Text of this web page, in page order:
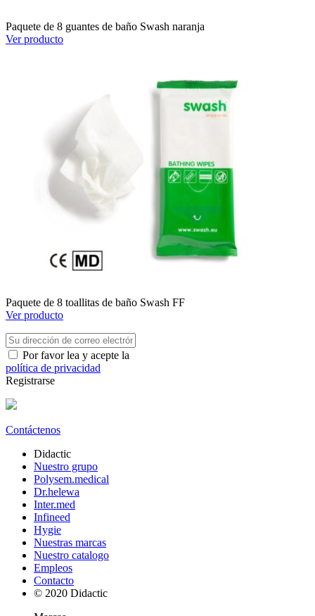
Paquete de 8 guantes de baño Swash naranja
Ver producto
Paquete de 8 toallitas de baño Swash FF
Ver producto
Por favor lea y acepte la
política de privacidad
Registrarse
Contáctenos
Didactic
Nuestro grupo
Polysem.medical
Dr.helewa
Inter.med
Infineed
Hygie
Nuestras marcas
Nuestro catalogo
Empleos
Contacto
© 2020 Didactic